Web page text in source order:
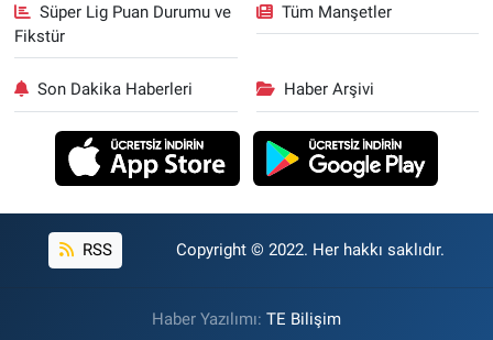
Süper Lig Puan Durumu ve
Fikstür
Tüm Manşetler
Son Dakika Haberleri Haber Arşivi
RSS Copyright © 2022. Her hakkı saklıdır.
Haber Yazılımı: TE Bilişim